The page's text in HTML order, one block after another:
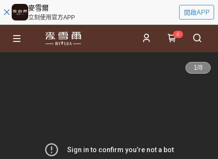
麥雪爾
立刻使用官方APP
開啟APP
0
1/8